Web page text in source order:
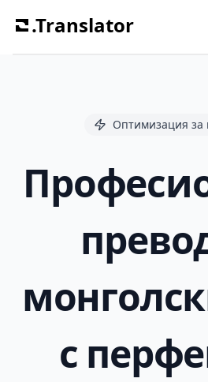
.Translator
Оптимизация за
с